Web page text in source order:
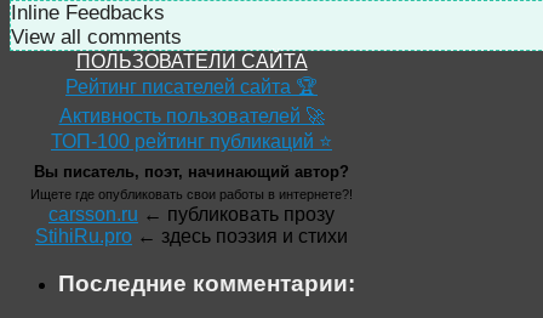
Inline Feedbacks
View all comments
ПОЛЬЗОВАТЕЛИ САЙТА
Рейтинг писателей сайта 🏆
Активность пользователей 🚀
ТОП-100 рейтинг публикаций ⭐
Вы писатель, поэт, начинающий автор?
Ищете где опубликовать свои работы в интернете?!
carsson.ru ← публиковать прозу
StihiRu.pro ← здесь поэзия и стихи
Последние комментарии: